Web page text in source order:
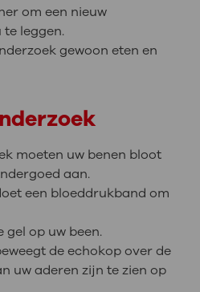
om een nieuw
leggen.
gewoon eten en
moeten uw benen bloot
aan.
een bloeddrukband om
op uw been.
de echokop over de
uw aderen zijn te zien op